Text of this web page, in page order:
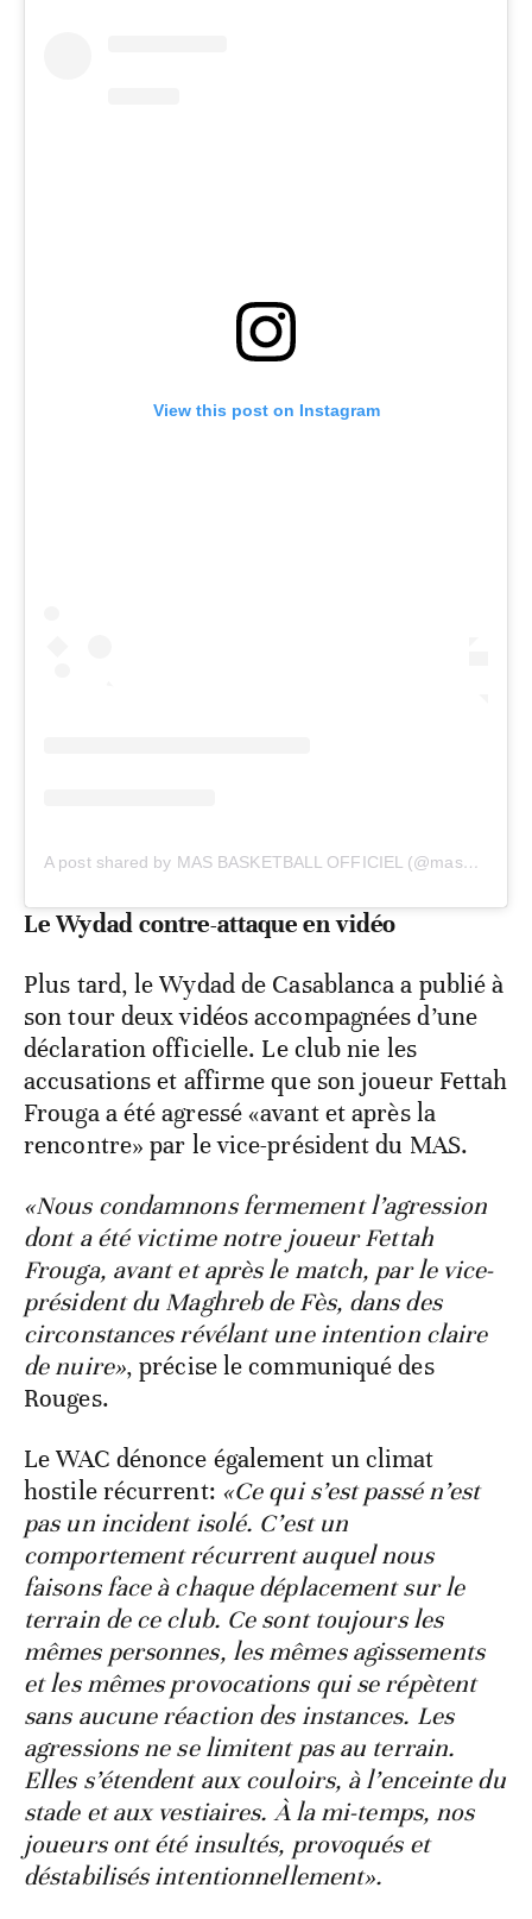
View this post on Instagram
A post shared by MAS BASKETBALL OFFICIEL (@masbasketofficiel)
Le Wydad contre-attaque en vidéo
Plus tard, le Wydad de Casablanca a publié à
son tour deux vidéos accompagnées d’une
déclaration officielle. Le club nie les
accusations et affirme que son joueur Fettah
Frouga a été agressé «avant et après la
rencontre» par le vice-président du MAS.
«Nous condamnons fermement l’agression
dont a été victime notre joueur Fettah
Frouga, avant et après le match, par le vice-
président du Maghreb de Fès, dans des
circonstances révélant une intention claire
de nuire», précise le communiqué des
Rouges.
Le WAC dénonce également un climat
hostile récurrent: «Ce qui s’est passé n’est
pas un incident isolé. C’est un
comportement récurrent auquel nous
faisons face à chaque déplacement sur le
terrain de ce club. Ce sont toujours les
mêmes personnes, les mêmes agissements
et les mêmes provocations qui se répètent
sans aucune réaction des instances. Les
agressions ne se limitent pas au terrain.
Elles s’étendent aux couloirs, à l’enceinte du
stade et aux vestiaires. À la mi-temps, nos
joueurs ont été insultés, provoqués et
déstabilisés intentionnellement».